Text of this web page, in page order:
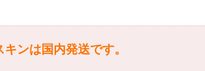
ンは国内発送です。